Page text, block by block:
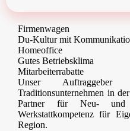
Firmenwagen
Du-Kultur mit
Homeoffice
Gutes Betriebsklima
Mitarbeiterrabatte
Unser
Traditionsunternehmen in
Partner für Neu- und
Werkstattkompetenz für
Region.